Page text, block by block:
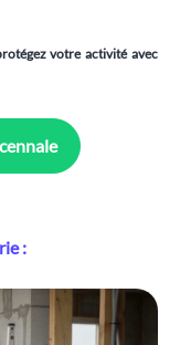
votre activité avec
: